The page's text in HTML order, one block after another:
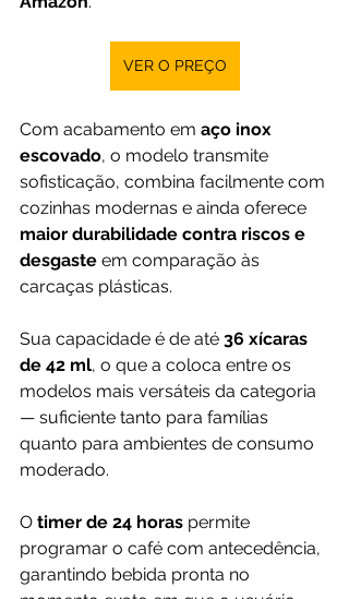
VER O PREÇO
Com acabamento em aço inox
escovado, o modelo transmite
sofisticação, combina facilmente com
cozinhas modernas e ainda oferece
maior durabilidade contra riscos e
desgaste em comparação às
carcaças plásticas.
Sua capacidade é de até 36 xícaras
de 42 ml, o que a coloca entre os
modelos mais versáteis da categoria
— suficiente tanto para famílias
quanto para ambientes de consumo
moderado.
O timer de 24 horas permite
programar o café com antecedência,
garantindo bebida pronta no